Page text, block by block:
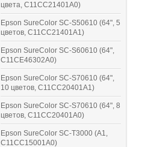
цвета, C11CC21401A0)
Epson SureColor SC-S50610 (64", 5
цветов, C11CC21401A1)
Epson SureColor SC-S60610 (64",
C11CE46302A0)
Epson SureColor SC-S70610 (64",
10 цветов, C11CC20401A1)
Epson SureColor SC-S70610 (64", 8
цветов, C11CC20401A0)
Epson SureColor SC-T3000 (A1,
C11CC15001A0)